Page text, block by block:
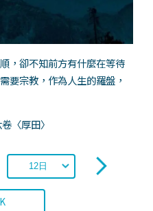
，卻不知前方有什麼在等待
要宗教，作為人生的羅盤，
〈厚田〉